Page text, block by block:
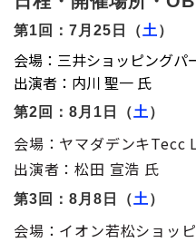
第1回：7月25日（土 ）
会場：三井ショッピングパ
出演者：内川 聖一 氏
第2回：8月1日（土 ）
会場：ヤマダデンキTecc
出演者：松田 宣浩 氏
第3回：8月8日（土 ）
会場：イオン若松ショッ